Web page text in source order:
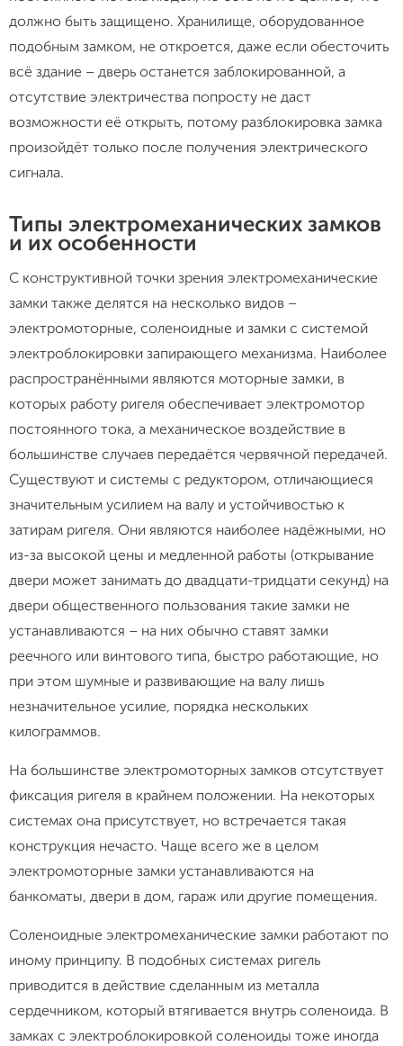
должно быть защищено. Хранилище, оборудованное
подобным замком, не откроется, даже если обесточить
всё здание – дверь останется заблокированной, а
отсутствие электричества попросту не даст
возможности её открыть, потому разблокировка замка
произойдёт только после получения электрического
сигнала.
Типы электромеханических замков
и их особенности
С конструктивной точки зрения электромеханические
замки также делятся на несколько видов –
электромоторные, соленоидные и замки с системой
электроблокировки запирающего механизма. Наиболее
распространёнными являются моторные замки, в
которых работу ригеля обеспечивает электромотор
постоянного тока, а механическое воздействие в
большинстве случаев передаётся червячной передачей.
Существуют и системы с редуктором, отличающиеся
значительным усилием на валу и устойчивостью к
затирам ригеля. Они являются наиболее надёжными, но
из-за высокой цены и медленной работы (открывание
двери может занимать до двадцати-тридцати секунд) на
двери общественного пользования такие замки не
устанавливаются – на них обычно ставят замки
реечного или винтового типа, быстро работающие, но
при этом шумные и развивающие на валу лишь
незначительное усилие, порядка нескольких
килограммов.
На большинстве электромоторных замков отсутствует
фиксация ригеля в крайнем положении. На некоторых
системах она присутствует, но встречается такая
конструкция нечасто. Чаще всего же в целом
электромоторные замки устанавливаются на
банкоматы, двери в дом, гараж или другие помещения.
Соленоидные электромеханические замки работают по
иному принципу. В подобных системах ригель
приводится в действие сделанным из металла
сердечником, который втягивается внутрь соленоида. В
замках с электроблокировкой соленоиды тоже иногда